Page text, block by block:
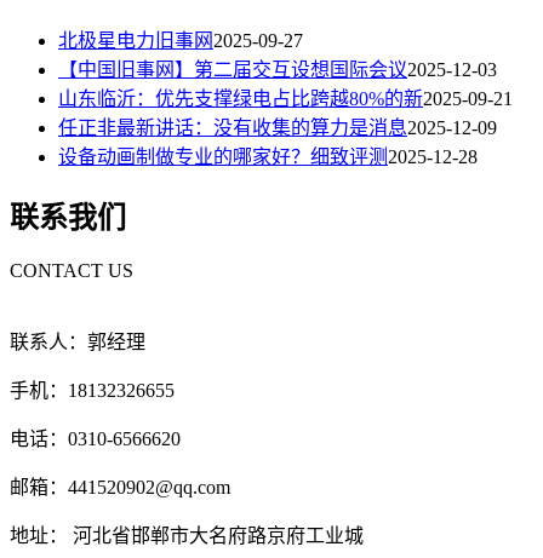
北极星电力旧事网2025-09-27
【中国旧事网】第二届交互设想国际会议2025-12-03
山东临沂：优先支撑绿电占比跨越80%的新2025-09-21
任正非最新讲话：没有收集的算力是消息2025-12-09
设备动画制做专业的哪家好？细致评测2025-12-28
联系我们
CONTACT US
联系人：郭经理
手机：18132326655
电话：0310-6566620
邮箱：441520902@qq.com
地址： 河北省邯郸市大名府路京府工业城